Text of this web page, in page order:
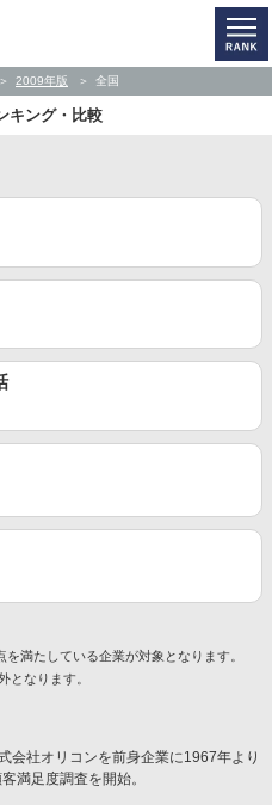
2009年版 全国
キング・比較
満たしている企業が対象となります。
となります。
会社オリコンを前身企業に1967年より
満足度調査を開始。